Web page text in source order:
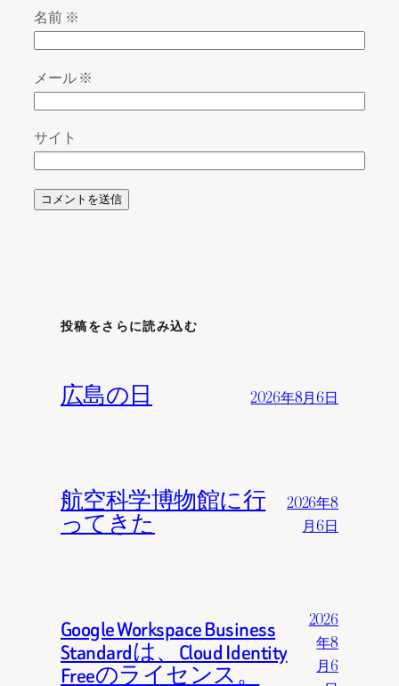
名前 ※
メール※
サイト
投稿をさらに読み込む
広島の日 2026年8月6日
航空科学博物館に行
ってきた
2026年8
月6日
Google Workspace Business
Standardは、Cloud Identity
Freeのライセンス。
2026
年8
月6